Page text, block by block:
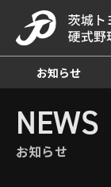
お知らせ
NEWS
お知らせ